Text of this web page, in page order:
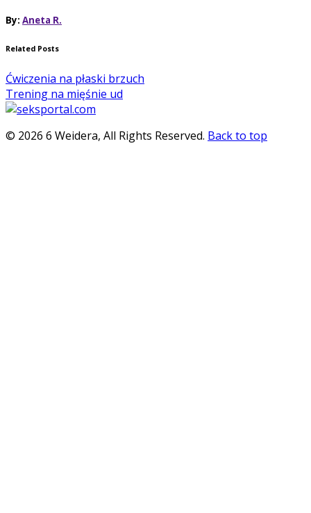
By: Aneta R.
Related Posts
Ćwiczenia na płaski brzuch
Trening na mięśnie ud
© 2026 6 Weidera, All Rights Reserved. Back to top